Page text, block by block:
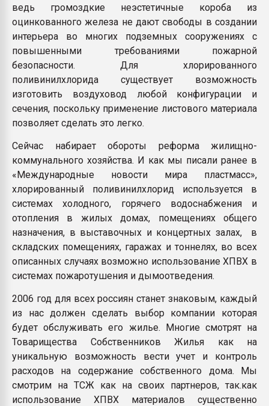
ведь громоздкие неэстетичные короба из
оцинкованного железа не дают свободы в создании
интерьера во многих подземных сооружениях с
повышенными требованиями пожарной
безопасности. Для хлорированного
поливинилхлорида существует возможность
изготовить воздуховод любой конфигурации и
сечения, поскольку применение листового материала
позволяет сделать это легко.
Сейчас набирает обороты реформа жилищно-
коммунального хозяйства. И как мы писали ранее в
«Международные новости мира пластмасс»,
хлорированный поливинилхлорид используется в
системах холодного, горячего водоснабжения и
отопления в жилых домах, помещениях общего
назначения, в выставочных и концертных залах, в
складских помещениях, гаражах и тоннелях, во всех
описанных случаях возможно использование ХПВХ в
системах пожаротушения и дымоотведения.
2006 год для всех россиян станет знаковым, каждый
из нас должен сделать выбор компании которая
будет обслуживать его жилье. Многие смотрят на
Товарищества Собственников Жилья как на
уникальную возможность вести учет и контроль
расходов на содержание собственного дома. Мы
смотрим на ТСЖ как на своих партнеров, так.как
использование ХПВХ материалов существенно